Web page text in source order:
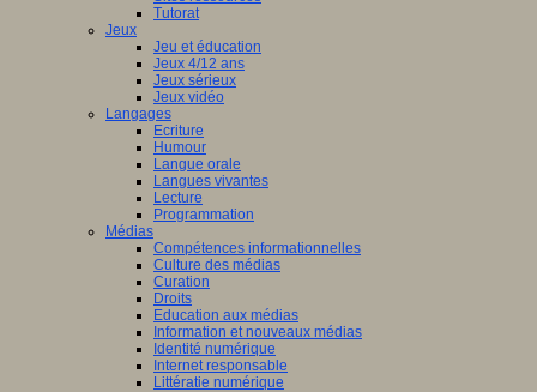
Tutorat
Jeux
Jeu et éducation
Jeux 4/12 ans
Jeux sérieux
Jeux vidéo
Langages
Ecriture
Humour
Langue orale
Langues vivantes
Lecture
Programmation
Médias
Compétences informationnelles
Culture des médias
Curation
Droits
Education aux médias
Information et nouveaux médias
Identité numérique
Internet responsable
Littératie numérique